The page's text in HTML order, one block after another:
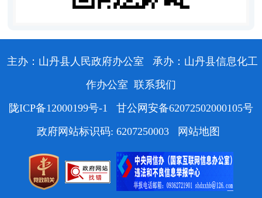
主办：山丹县人民政府办公室
承办：山丹县信息化工
作办公室 联系我们
陇ICP备12000199号-1
甘公网安备62072502000105号
政府网站标识码: 6207250003
网站地图